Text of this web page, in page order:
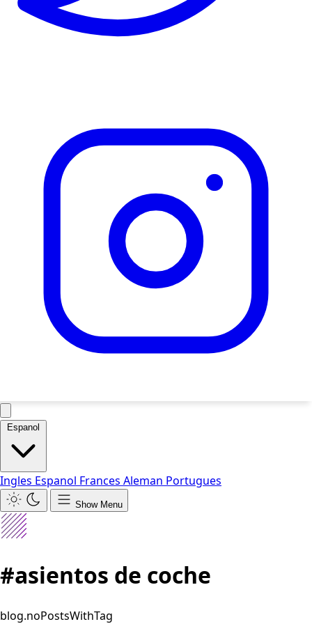
Espanol
Ingles Espanol Frances Aleman Portugues
Show Menu
#asientos de coche
blog.noPostsWithTag